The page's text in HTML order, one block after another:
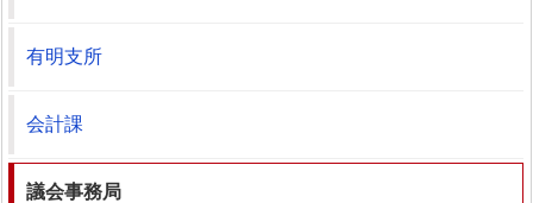
有明支所
会計課
議会事務局